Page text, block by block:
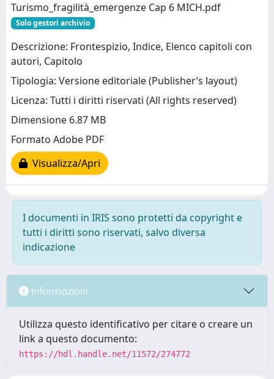
Turismo_fragilità_emergenze Cap 6 MICH.pdf
Solo gestori archivio
Descrizione: Frontespizio, Indice, Elenco capitoli con
autori, Capitolo
Tipologia: Versione editoriale (Publisher’s layout)
Licenza: Tutti i diritti riservati (All rights reserved)
Dimensione 6.87 MB
Formato Adobe PDF
Visualizza/Apri
I documenti in IRIS sono protetti da copyright e
tutti i diritti sono riservati, salvo diversa
indicazione
Informazioni
Utilizza questo identificativo per citare o creare un
link a questo documento:
https://hdl.handle.net/11572/274772